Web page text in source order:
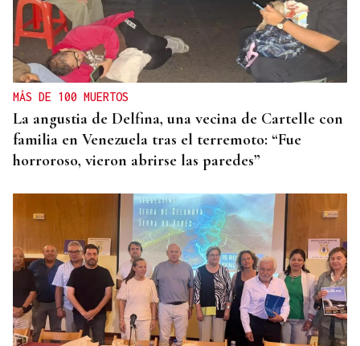
MÁS DE 100 MUERTOS
La angustia de Delfina, una vecina de Cartelle con
familia en Venezuela tras el terremoto: “Fue
horroroso, vieron abrirse las paredes”